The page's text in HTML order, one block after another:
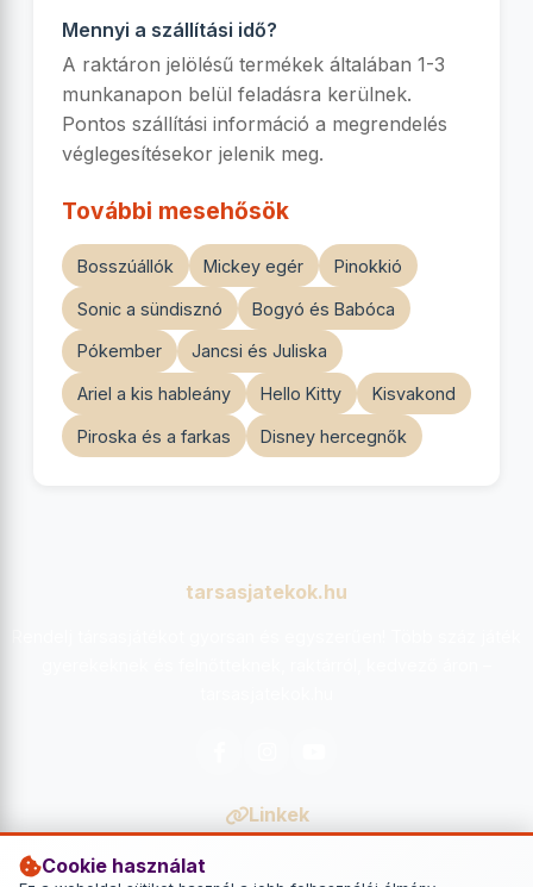
Cookie használat
Mennyi a szállítási idő?
A raktáron jelölésű termékek általában 1-3
munkanapon belül feladásra kerülnek.
Pontos szállítási információ a megrendelés
véglegesítésekor jelenik meg.
További mesehősök
Bosszúállók Mickey egér Pinokkió
Sonic a sündisznó Bogyó és Babóca
Pókember Jancsi és Juliska
Ariel a kis hableány Hello Kitty Kisvakond
Piroska és a farkas Disney hercegnők
tarsasjatekok.hu
Linkek